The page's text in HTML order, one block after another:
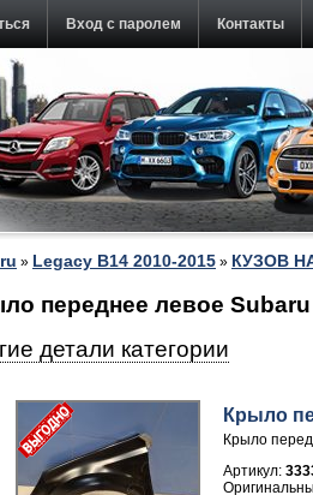
Вход с паролем Контакты
» Legacy B14 2010-2015 » КУЗОВ
переднее левое
детали категории
Крыло
Крыло
Артикул: